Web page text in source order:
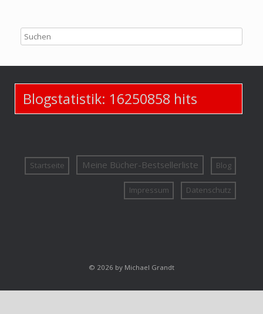
Blogstatistik: 16250858 hits
Startseite Meine Bücher-Bestsellerliste Blog
Impressum Datenschutz
© 2026 by Michael Grandt